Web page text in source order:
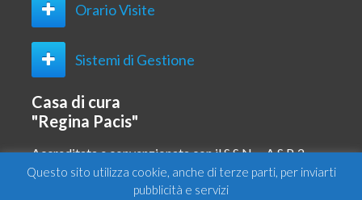
Orario Visite
Sistemi di Gestione
Casa di cura
"Regina Pacis"
Accreditata e convenzionata con il S.S.N. – A.S.P. 2 –
CL
Questo sito utilizza cookie, anche di terze parti, per inviarti
pubblicità e servizi